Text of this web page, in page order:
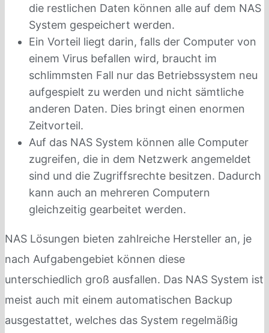
die restlichen Daten können alle auf dem NAS
System gespeichert werden.
Ein Vorteil liegt darin, falls der Computer von
einem Virus befallen wird, braucht im
schlimmsten Fall nur das Betriebssystem neu
aufgespielt zu werden und nicht sämtliche
anderen Daten. Dies bringt einen enormen
Zeitvorteil.
Auf das NAS System können alle Computer
zugreifen, die in dem Netzwerk angemeldet
sind und die Zugriffsrechte besitzen. Dadurch
kann auch an mehreren Computern
gleichzeitig gearbeitet werden.
NAS Lösungen bieten zahlreiche Hersteller an, je
nach Aufgabengebiet können diese
unterschiedlich groß ausfallen. Das NAS System ist
meist auch mit einem automatischen Backup
ausgestattet, welches das System regelmäßig